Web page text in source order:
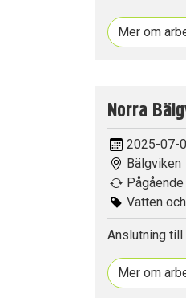
Mer om
Norra
2025-07-
Bälgviken
Pågående
Vatten
Anslutning till
Mer om